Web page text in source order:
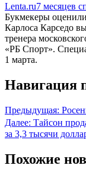
Lenta.ru7 месяцев
Букмекеры
Карлоса Карседо
тренера
«РБ Спорт».
1 марта.
Навигация
Предыдущая:
Далее: Тайсон
за 3,3 тысячи
Похожие